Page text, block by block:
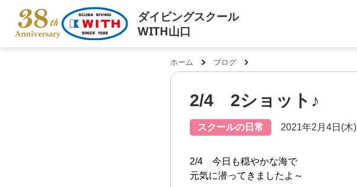
ダイビングスクール
WITH山口
ホーム ブログ
2/4 2ショット♪
スクールの日常 2021年2月4日(木)
2/4 今日も穏やかな海で
元気に潜ってきましたよ～